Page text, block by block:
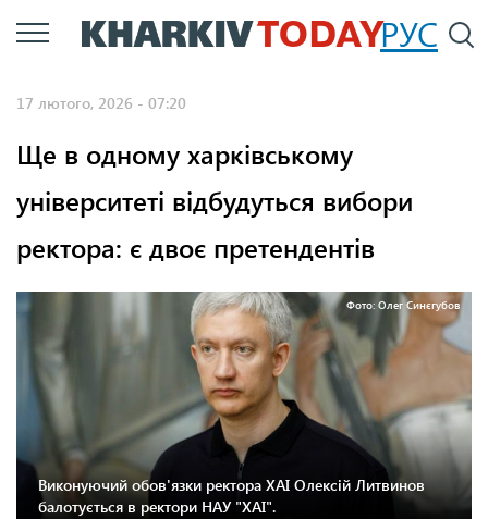
Перейти
до
РУС
17 лютого, 2026 - 07:20
Ще в одному харківському
університеті відбудуться вибори
ректора: є двоє претендентів
Фото: Олег Синєгубов
Виконуючий обов'язки ректора ХАІ Олексій Литвинов
балотується в ректори НАУ "ХАІ".